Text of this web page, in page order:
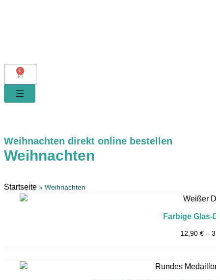
0
Weihnachten direkt online bestellen
Weihnachten
Startseite » Weihnachten
Farbige Glas-
12,90 € –